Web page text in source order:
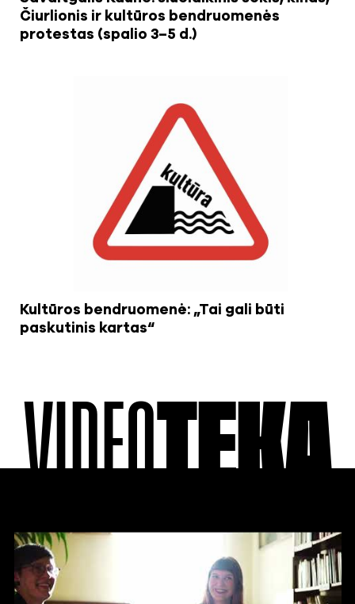
Čiurlionis ir kultūros bendruomenės
protestas (spalio 3–5 d.)
Kultūros bendruomenė: „Tai gali būti
paskutinis kartas“
VIDEOTEKA